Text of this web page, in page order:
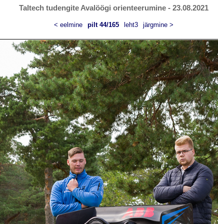
Taltech tudengite Avalöögi orienteerumine - 23.08.2021
< eelmine pilt 44/165 leht3 järgmine >